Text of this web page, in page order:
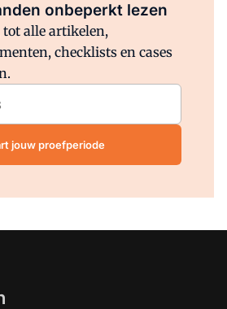
onbeperkt lezen
alle artikelen,
checklists en cases
jouw proefperiode